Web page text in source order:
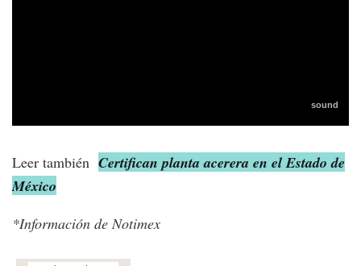
Leer también Certifican planta acerera en el Estado de
México
*Información de Notimex